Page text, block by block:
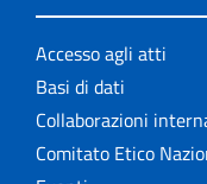
Accesso agli atti
Basi di dati
Collaborazioni
Comitato Etico